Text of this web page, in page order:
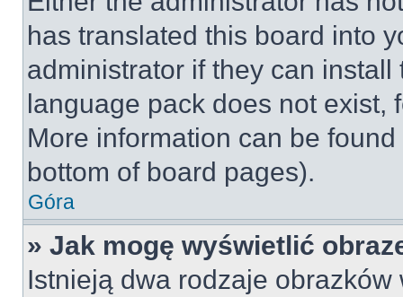
has translated this board into
administrator if they can
language pack does not exist,
More information can be
bottom of board pages).
Góra
» Jak mogę wyświetlić
Istnieją dwa rodzaje